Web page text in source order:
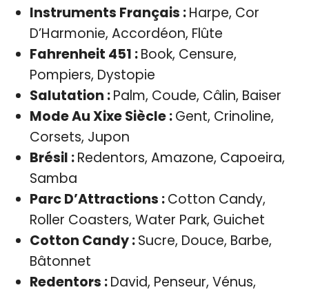
Instruments Français :Harpe, Cor
D’Harmonie, Accordéon, Flûte
Fahrenheit 451 :Book, Censure,
Pompiers, Dystopie
Salutation :Palm, Coude, Câlin, Baiser
Mode Au Xixe Siècle :Gent, Crinoline,
Corsets, Jupon
Brésil :Redentors, Amazone, Capoeira,
Samba
Parc D’Attractions :Cotton Candy,
Roller Coasters, Water Park, Guichet
Cotton Candy :Sucre, Douce, Barbe,
Bâtonnet
Redentors :David, Penseur, Vénus,